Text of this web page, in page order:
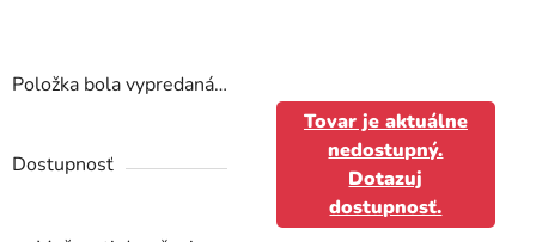
Položka bola vypredaná…
Dostupnosť
Tovar je aktuálne
nedostupný.
Dotazuj
dostupnosť.